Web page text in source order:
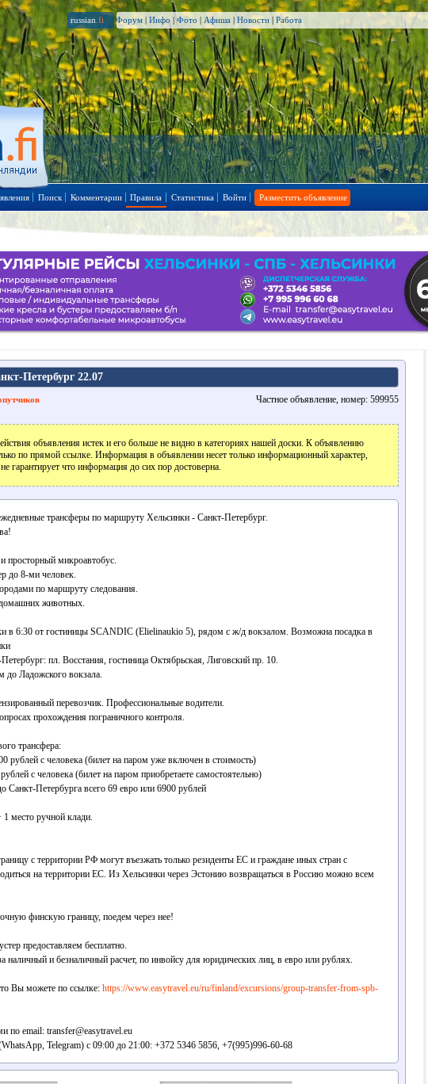
russian .fi Форум | Инфо | Фото | Афиша | Новости | Работа
Поиск Комментарии Правила Статистика Войти Разместить объявление
Петербург 22.07
Частное объявление, номер: 599955
объявления истек и его больше не видно в категориях нашей доски. К объявлению
по прямой ссылке. Информация в объявлении несет только информационный характер,
гарантирует что информация до сих пор достоверна.
трансферы по маршруту Хельсинки - Санкт-Петербург.
просторный микроавтобус.
до 8-ми человек.
по маршруту следования.
животных.
в 6:30 от гостиницы SCANDIC (Elielinaukio 5), рядом с ж/д вокзалом. Возможна посадка в
пл. Восстания, гостиница Октябрьская, Лиговский пр. 10.
до Ладожского вокзала.
перевозчик. Профессиональные водители.
прохождения пограничного контроля.
трансфера:
рублей с человека (билет на паром уже включен в стоимость)
с человека (билет на паром приобретаете самостоятельно)
Санкт-Петербурга всего 69 евро или 6900 рублей
место ручной клади.
с территории РФ могут въезжать только резиденты ЕС и граждане иных стран с
на территории ЕС. Из Хельсинки через Эстонию возвращаться в Россию можно всем
финскую границу, поедем через нее!
предоставляем бесплатно.
наличный и безналичный расчет, по инвойсу для юридических лиц, в евро или рублях.
Вы можете по ссылке: https://www.easytravel.eu/ru/finland/excursions/group-transfer-from-spb-
по email: transfer@easytravel.eu
Telegram) с 09:00 до 21:00: +372 5346 5856, +7(995)996-60-68